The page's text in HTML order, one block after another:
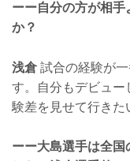
ーー自分の方が相
か？
浅倉試合の経験が一
す。自分もデビュー
験差を見せて行きた
ーー大島選手は全国